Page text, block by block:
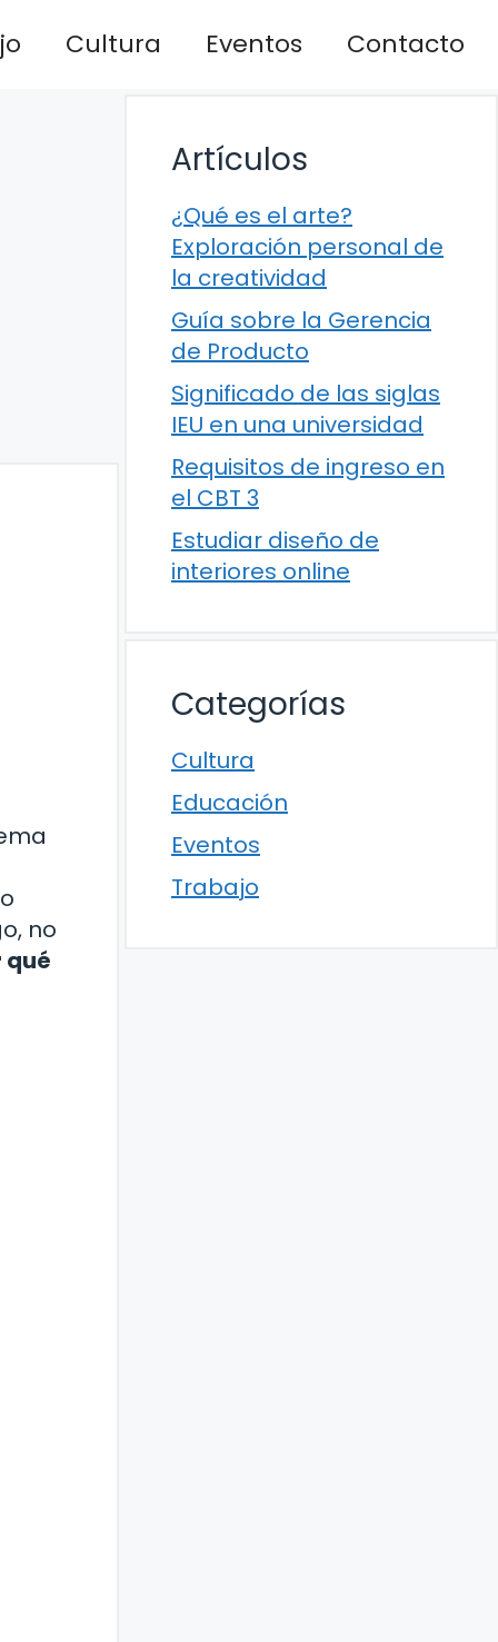
Cultura Eventos Contacto
no
qué
Artículos
¿Qué es el arte?
Exploración personal de
la creatividad
Guía sobre la Gerencia
de Producto
Significado de las siglas
IEU en una universidad
Requisitos de ingreso en
el CBT 3
Estudiar diseño de
interiores online
Categorías
Cultura
Educación
Eventos
Trabajo